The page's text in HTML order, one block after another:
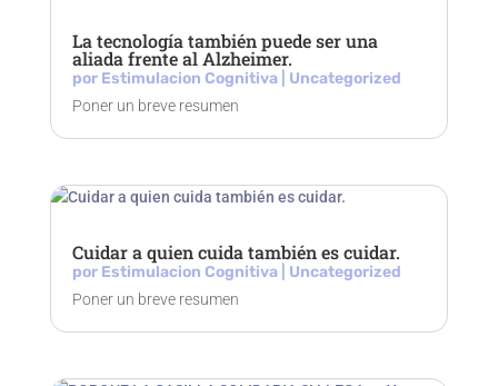
La tecnología también puede ser una
aliada frente al Alzheimer.
por Estimulacion Cognitiva| Uncategorized
Poner un breve resumen
Cuidar a quien cuida también es cuidar.
por Estimulacion Cognitiva| Uncategorized
Poner un breve resumen